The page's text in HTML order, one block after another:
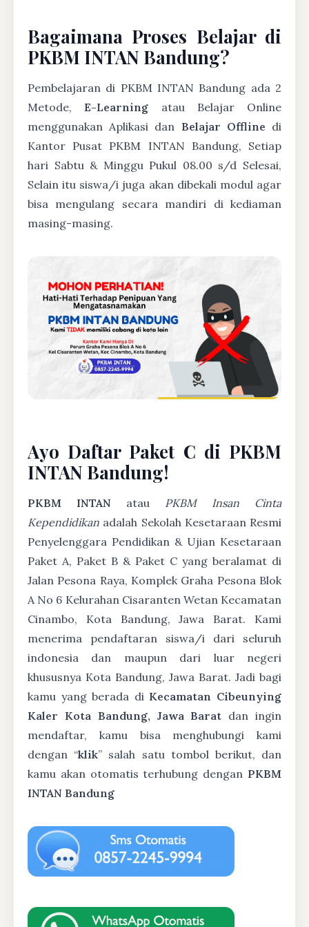
Bagaimana Proses Belajar di
PKBM INTAN Bandung?
Pembelajaran di PKBM INTAN Bandung ada 2
Metode,E-Learning atau Belajar Online
menggunakan Aplikasi dan Belajar Offline di
Kantor Pusat PKBM INTAN Bandung, Setiap
hari Sabtu & Minggu Pukul 08.00 s/d Selesai,
Selain itu siswa/i juga akan dibekali modul agar
bisa mengulang secara mandiri di kediaman
masing-masing.
Ayo Daftar Paket C di PKBM
INTAN Bandung!
PKBM INTAN atau PKBM Insan Cinta
Kependidikan adalah Sekolah Kesetaraan Resmi
Penyelenggara Pendidikan & Ujian Kesetaraan
Paket A, Paket B & Paket C yang beralamat di
Jalan Pesona Raya, Komplek Graha Pesona Blok
A No 6 Kelurahan Cisaranten Wetan Kecamatan
Cinambo, Kota Bandung, Jawa Barat. Kami
menerima pendaftaran siswa/i dari seluruh
indonesia dan maupun dari luar negeri
khususnya Kota Bandung, Jawa Barat. Jadi bagi
kamu yang berada di Kecamatan Cibeunying
Kaler Kota Bandung, Jawa Barat dan ingin
mendaftar, kamu bisa menghubungi kami
dengan “klik” salah satu tombol berikut, dan
kamu akan otomatis terhubung dengan PKBM
INTAN Bandung